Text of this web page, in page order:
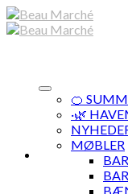
Skip
to
🍊
·🌿
MØBLER